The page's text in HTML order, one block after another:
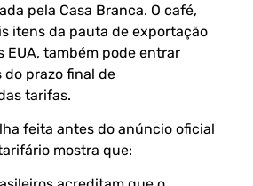
pela Casa Branca. O café,
itens da pauta de exportação
EUA, também pode entrar
do prazo final de
tarifas.
feita antes do anúncio oficial
mostra que: